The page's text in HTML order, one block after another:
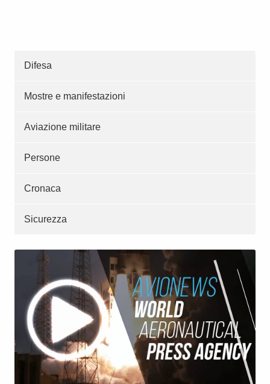
Difesa
Mostre e manifestazioni
Aviazione militare
Persone
Cronaca
Sicurezza